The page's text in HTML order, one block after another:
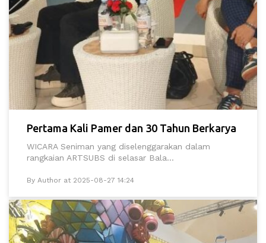
Pertama Kali Pamer dan 30 Tahun Berkarya
WICARA Seniman yang diselenggarakan dalam
rangkaian ARTSUBS di selasar Bala...
By Author at 2025-08-27 14:24